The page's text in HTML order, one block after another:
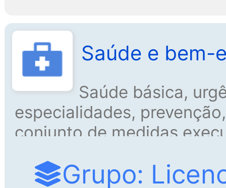
Saúde e bem-
Saúde básica,
especialidades,
conjunto de medidas
Prevenção, controle e
Grupo: